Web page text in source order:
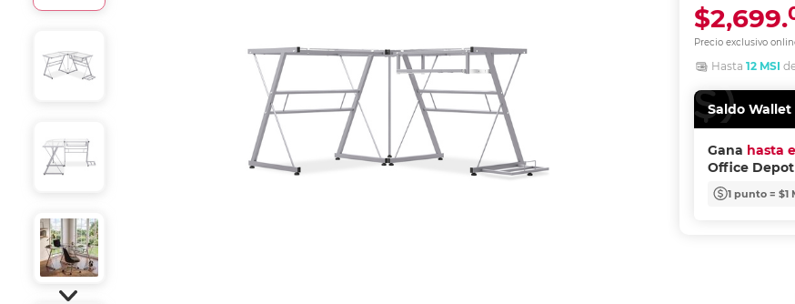
Precio exclusivo
$2,699.
Hasta 12 MSI
Saldo Wallet
Gana hasta
Office
1 punto = $1